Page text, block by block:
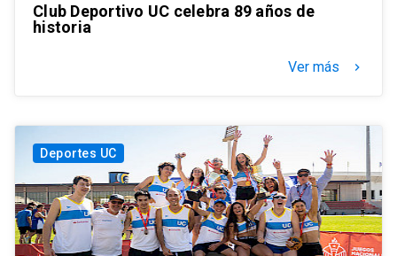
Club Deportivo UC celebra 89 años de
historia
Ver más keyboard_arrow_right
Deportes UC